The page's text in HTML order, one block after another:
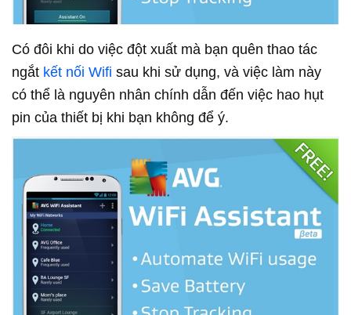
Có đôi khi do việc đột xuất mà bạn quên thao tác
ngắt kết nối Wifi sau khi sử dụng, và việc làm này
có thể là nguyên nhân chính dẫn đến việc hao hụt
pin của thiết bị khi bạn không để ý.